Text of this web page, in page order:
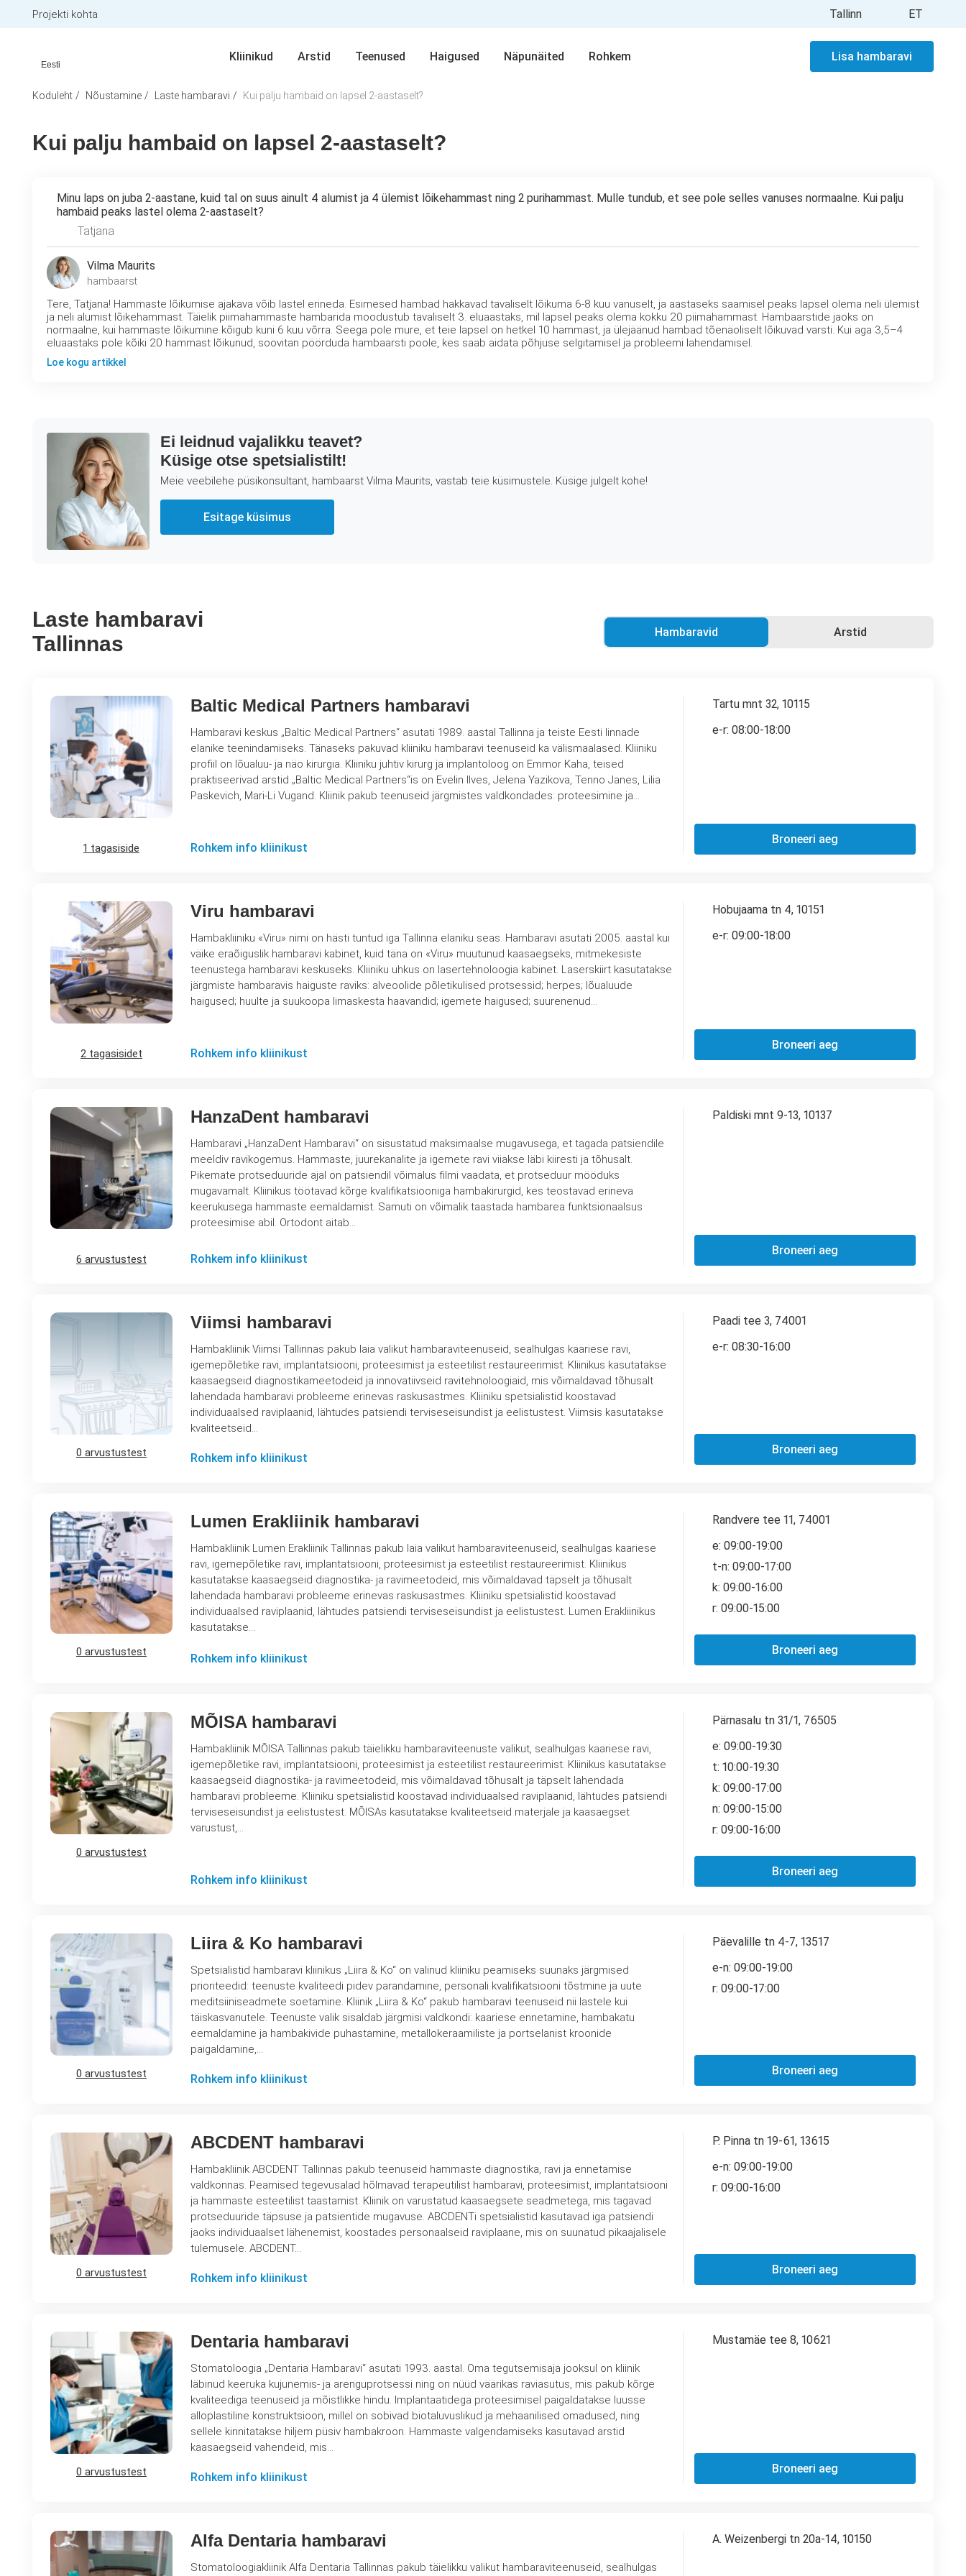
Projekti kohta Tallinn ET
Eesti
Kliinikud Arstid Teenused Haigused Näpunäited Rohkem Lisa hambaravi
Koduleht Nõustamine Laste hambaravi Kui palju hambaid on lapsel 2-aastaselt?
Kui palju hambaid on lapsel 2-aastaselt?
Minu laps on juba 2-aastane, kuid tal on suus ainult 4 alumist ja 4 ülemist lõikehammast ning 2 purihammast. Mulle tundub, et see pole selles vanuses normaalne. Kui palju
hambaid peaks lastel olema 2-aastaselt?
Tatjana
Vilma Maurits
hambaarst
Tere, Tatjana! Hammaste lõikumise ajakava võib lastel erineda. Esimesed hambad hakkavad tavaliselt lõikuma 6-8 kuu vanuselt, ja aastaseks saamisel peaks lapsel olema neli ülemist
ja neli alumist lõikehammast. Täielik piimahammaste hambarida moodustub tavaliselt 3. eluaastaks, mil lapsel peaks olema kokku 20 piimahammast. Hambaarstide jaoks on
normaalne, kui hammaste lõikumine kõigub kuni 6 kuu võrra. Seega pole mure, et teie lapsel on hetkel 10 hammast, ja ülejäänud hambad tõenäoliselt lõikuvad varsti. Kui aga 3,5–4
eluaastaks pole kõiki 20 hammast lõikunud, soovitan pöörduda hambaarsti poole, kes saab aidata põhjuse selgitamisel ja probleemi lahendamisel.
Loe kogu artikkel
Ei leidnud vajalikku teavet?
Küsige otse spetsialistilt!
Meie veebilehe püsikonsultant, hambaarst Vilma Maurits, vastab teie küsimustele. Küsige julgelt kohe!
Esitage küsimus
Laste hambaravi
Tallinnas
Hambaravid Arstid
1 tagasiside
Baltic Medical Partners hambaravi
Hambaravi keskus „Baltic Medical Partners“ asutati 1989. aastal Tallinna ja teiste Eesti linnade
elanike teenindamiseks. Tänaseks pakuvad kliiniku hambaravi teenuseid ka välismaalased. Kliiniku
profiil on lõualuu- ja näo kirurgia. Kliiniku juhtiv kirurg ja implantoloog on Emmor Kaha, teised
praktiseerivad arstid „Baltic Medical Partners“is on Evelin Ilves, Jelena Yazikova, Tenno Janes, Lilia
Paskevich, Mari-Li Vugand. Kliinik pakub teenuseid järgmistes valdkondades: proteesimine ja…
Rohkem info kliinikust
Tartu mnt 32, 10115
e-r: 08:00-18:00
Broneeri aeg
2 tagasisidet
Viru hambaravi
Hambakliiniku «Viru» nimi on hästi tuntud iga Tallinna elaniku seas. Hambaravi asutati 2005. aastal kui
väike eraõiguslik hambaravi kabinet, kuid täna on «Viru» muutunud kaasaegseks, mitmekesiste
teenustega hambaravi keskuseks. Kliiniku uhkus on lasertehnoloogia kabinet. Laserskiirt kasutatakse
järgmiste hambaravis haiguste raviks: alveoolide põletikulised protsessid; herpes; lõualuude
haigused; huulte ja suukoopa limaskesta haavandid; igemete haigused; suurenenud…
Rohkem info kliinikust
Hobujaama tn 4, 10151
e-r: 09:00-18:00
Broneeri aeg
6 arvustustest
HanzaDent hambaravi
Hambaravi „HanzaDent Hambaravi“ on sisustatud maksimaalse mugavusega, et tagada patsiendile
meeldiv ravikogemus. Hammaste, juurekanalite ja igemete ravi viiakse läbi kiiresti ja tõhusalt.
Pikemate protseduuride ajal on patsiendil võimalus filmi vaadata, et protseduur mööduks
mugavamalt. Kliinikus töötavad kõrge kvalifikatsiooniga hambakirurgid, kes teostavad erineva
keerukusega hammaste eemaldamist. Samuti on võimalik taastada hambarea funktsionaalsus
proteesimise abil. Ortodont aitab…
Rohkem info kliinikust
Paldiski mnt 9-13, 10137
Broneeri aeg
0 arvustustest
Viimsi hambaravi
Hambakliinik Viimsi Tallinnas pakub laia valikut hambaraviteenuseid, sealhulgas kaariese ravi,
igemepõletike ravi, implantatsiooni, proteesimist ja esteetilist restaureerimist. Kliinikus kasutatakse
kaasaegseid diagnostikameetodeid ja innovatiivseid ravitehnoloogiaid, mis võimaldavad tõhusalt
lahendada hambaravi probleeme erinevas raskusastmes. Kliiniku spetsialistid koostavad
individuaalsed raviplaanid, lähtudes patsiendi terviseseisundist ja eelistustest. Viimsis kasutatakse
kvaliteetseid…
Rohkem info kliinikust
Paadi tee 3, 74001
e-r: 08:30-16:00
Broneeri aeg
0 arvustustest
Lumen Erakliinik hambaravi
Hambakliinik Lumen Erakliinik Tallinnas pakub laia valikut hambaraviteenuseid, sealhulgas kaariese
ravi, igemepõletike ravi, implantatsiooni, proteesimist ja esteetilist restaureerimist. Kliinikus
kasutatakse kaasaegseid diagnostika- ja ravimeetodeid, mis võimaldavad täpselt ja tõhusalt
lahendada hambaravi probleeme erinevas raskusastmes. Kliiniku spetsialistid koostavad
individuaalsed raviplaanid, lähtudes patsiendi terviseseisundist ja eelistustest. Lumen Erakliinikus
kasutatakse…
Rohkem info kliinikust
Randvere tee 11, 74001
e: 09:00-19:00
t-n: 09:00-17:00
k: 09:00-16:00
r: 09:00-15:00
Broneeri aeg
0 arvustustest
MÕISA hambaravi
Hambakliinik MÕISA Tallinnas pakub täielikku hambaraviteenuste valikut, sealhulgas kaariese ravi,
igemepõletike ravi, implantatsiooni, proteesimist ja esteetilist restaureerimist. Kliinikus kasutatakse
kaasaegseid diagnostika- ja ravimeetodeid, mis võimaldavad tõhusalt ja täpselt lahendada
hambaravi probleeme. Kliiniku spetsialistid koostavad individuaalsed raviplaanid, lähtudes patsiendi
terviseseisundist ja eelistustest. MÕISAs kasutatakse kvaliteetseid materjale ja kaasaegset
varustust,…
Rohkem info kliinikust
Pärnasalu tn 31/1, 76505
e: 09:00-19:30
t: 10:00-19:30
k: 09:00-17:00
n: 09:00-15:00
r: 09:00-16:00
Broneeri aeg
0 arvustustest
Liira & Ko hambaravi
Spetsialistid hambaravi kliinikus „Liira & Ko“ on valinud kliiniku peamiseks suunaks järgmised
prioriteedid: teenuste kvaliteedi pidev parandamine, personali kvalifikatsiooni tõstmine ja uute
meditsiiniseadmete soetamine. Kliinik „Liira & Ko“ pakub hambaravi teenuseid nii lastele kui
täiskasvanutele. Teenuste valik sisaldab järgmisi valdkondi: kaariese ennetamine, hambakatu
eemaldamine ja hambakivide puhastamine, metallokeraamiliste ja portselanist kroonide
paigaldamine,…
Rohkem info kliinikust
Päevalille tn 4-7, 13517
e-n: 09:00-19:00
r: 09:00-17:00
Broneeri aeg
0 arvustustest
ABCDENT hambaravi
Hambakliinik ABCDENT Tallinnas pakub teenuseid hammaste diagnostika, ravi ja ennetamise
valdkonnas. Peamised tegevusalad hõlmavad terapeutilist hambaravi, proteesimist, implantatsiooni
ja hammaste esteetilist taastamist. Kliinik on varustatud kaasaegsete seadmetega, mis tagavad
protseduuride täpsuse ja patsientide mugavuse. ABCDENTi spetsialistid kasutavad iga patsiendi
jaoks individuaalset lähenemist, koostades personaalseid raviplaane, mis on suunatud pikaajalisele
tulemusele. ABCDENT…
Rohkem info kliinikust
P. Pinna tn 19-61, 13615
e-n: 09:00-19:00
r: 09:00-16:00
Broneeri aeg
0 arvustustest
Dentaria hambaravi
Stomatoloogia „Dentaria Hambaravi“ asutati 1993. aastal. Oma tegutsemisaja jooksul on kliinik
läbinud keeruka kujunemis- ja arenguprotsessi ning on nüüd väärikas raviasutus, mis pakub kõrge
kvaliteediga teenuseid ja mõistlikke hindu. Implantaatidega proteesimisel paigaldatakse luusse
alloplastiline konstruktsioon, millel on sobivad biotaluvuslikud ja mehaanilised omadused, ning
sellele kinnitatakse hiljem püsiv hambakroon. Hammaste valgendamiseks kasutavad arstid
kaasaegseid vahendeid, mis…
Rohkem info kliinikust
Mustamäe tee 8, 10621
Broneeri aeg
Alfa Dentaria hambaravi
Stomatoloogiakliinik Alfa Dentaria Tallinnas pakub täielikku valikut hambaraviteenuseid, sealhulgas
A. Weizenbergi tn 20a-14, 10150